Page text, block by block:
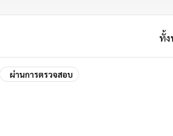
ทั้ง
ผ่านการตรวจสอบ